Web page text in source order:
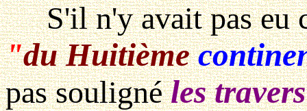
S'il n'y avait pas eu
"du Huitième
pas soulignéles